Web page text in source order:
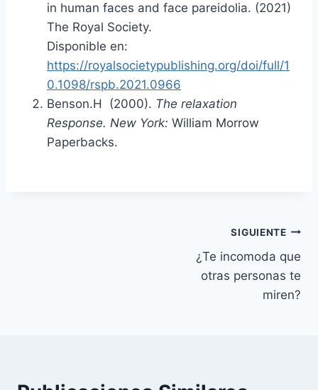
in human faces and face pareidolia. (2021)
The Royal Society.
Disponible en:
https://royalsocietypublishing.org/doi/full/1
0.1098/rspb.2021.0966
Benson.H (2000). The relaxation
Response. New York: William Morrow
Paperbacks.
SIGUIENTE
¿Te incomoda que
otras personas te
miren?